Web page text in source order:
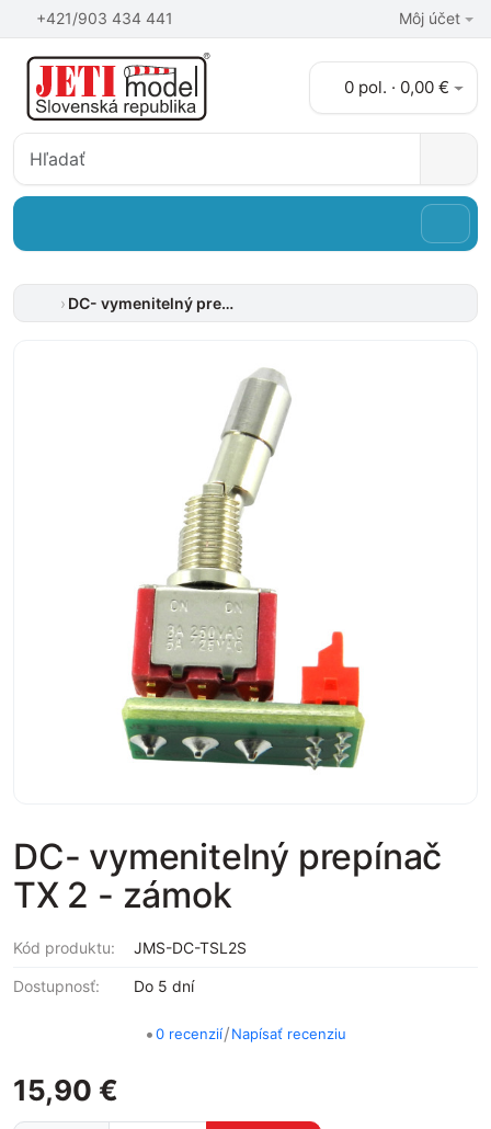
+421/903 434 441 Môj účet
0 pol. · 0,00 €
DC- vymenitelný prepínač TX 2 - zámok
DC- vymenitelný prepínač
TX 2 - zámok
Kód produktu: JMS-DC-TSL2S
Dostupnosť: Do 5 dní
•0 recenzií/Napísať recenziu
15,90 €